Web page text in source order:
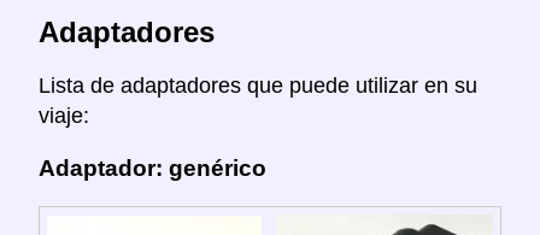
Adaptadores
Lista de adaptadores que puede utilizar en su
viaje:
Adaptador: genérico